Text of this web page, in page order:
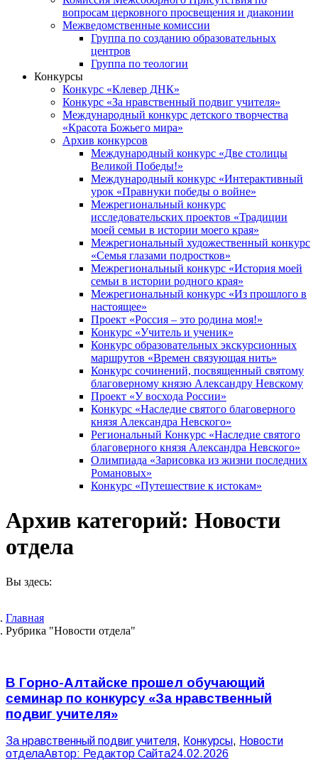
вопросам церковного просвещения и диаконии
Межведомственные комиссии
Группа по созданию образовательных
центров
Группа по теологии
Конкурсы
Конкурс «Клевер ДНК»
Конкурс «За нравственный подвиг учителя»
Международный конкурс детского творчества
«Красота Божьего мира»
Архив конкурсов
Международный конкурс «Две столицы
Великой Победы!»
Международный конкурс «Интерактивный
урок «Правнуки победы о войне»
Межрегиональный конкурс
исследовательских проектов «Традиции
моей семьи в истории моего края»
Межрегиональный художественный конкурс
«Семья глазами подростков»
Межрегиональный конкурс «История моей
семьи в истории родного края»
Межрегиональный конкурс «Из прошлого в
настоящее»
Проект «Россия – это родина моя!»
Конкурс «Учитель и ученик»
Конкурс образовательных экскурсионных
маршрутов «Времен связующая нить»
Конкурс сочинений, посвященный святому
благоверному князю Александру Невскому
Проект «У восхода России»
Конкурс «Наследие святого благоверного
князя Александра Невского»
Региональный Конкурс «Наследие святого
благоверного князя Александра Невского»
Олимпиада «Зарисовка из жизни последних
Романовых»
Конкурс «Путешествие к истокам»
Архив категорий: Новости
отдела
Вы здесь:
Главная
Рубрика "Новости отдела"
В Горно-Алтайске прошел обучающий
семинар по конкурсу «За нравственный
подвиг учителя»
За нравственный подвиг учителя, Конкурсы, Новости
отделаАвтор: Редактор Сайта24.02.2026